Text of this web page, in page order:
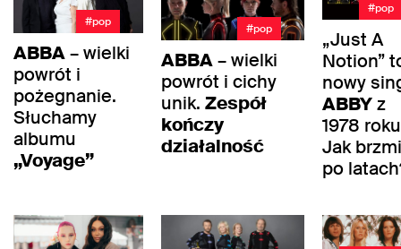
#pop
ABBA– wielki
powrót i
pożegnanie.
Słuchamy
albumu
„Voyage”
#pop
ABBA– wielki
powrót i cichy
unik. Zespół
kończy
działalność
#pop
„Just A
Notion”
nowy
ABBYz
1978
Jak brzmi
po